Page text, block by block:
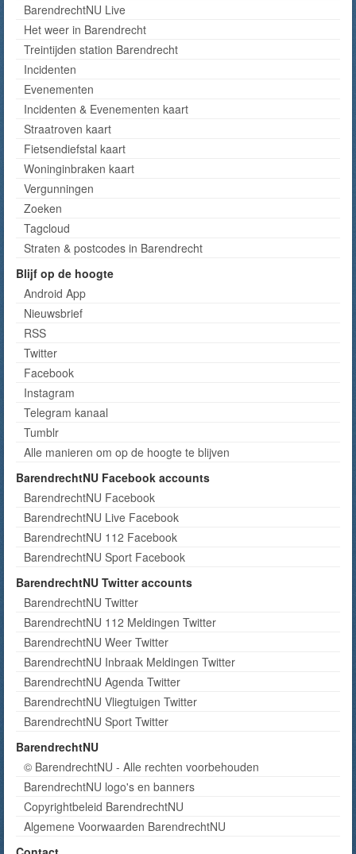
BarendrechtNU Live
Het weer in Barendrecht
Treintijden station Barendrecht
Incidenten
Evenementen
Incidenten & Evenementen kaart
Straatroven kaart
Fietsendiefstal kaart
Woninginbraken kaart
Vergunningen
Zoeken
Tagcloud
Straten & postcodes in Barendrecht
Blijf op de hoogte
Android App
Nieuwsbrief
RSS
Twitter
Facebook
Instagram
Telegram kanaal
Tumblr
Alle manieren om op de hoogte te blijven
BarendrechtNU Facebook accounts
BarendrechtNU Facebook
BarendrechtNU Live Facebook
BarendrechtNU 112 Facebook
BarendrechtNU Sport Facebook
BarendrechtNU Twitter accounts
BarendrechtNU Twitter
BarendrechtNU 112 Meldingen Twitter
BarendrechtNU Weer Twitter
BarendrechtNU Inbraak Meldingen Twitter
BarendrechtNU Agenda Twitter
BarendrechtNU Vliegtuigen Twitter
BarendrechtNU Sport Twitter
BarendrechtNU
© BarendrechtNU - Alle rechten voorbehouden
BarendrechtNU logo's en banners
Copyrightbeleid BarendrechtNU
Algemene Voorwaarden BarendrechtNU